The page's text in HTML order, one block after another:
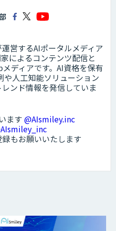
営するAIポータルメディア
によるコンテンツ配信と
ディアです。AI資格を保有
や人工知能ソリューション
ンド情報を発信していま
ます @AIsmiley.inc
もお願いいたします